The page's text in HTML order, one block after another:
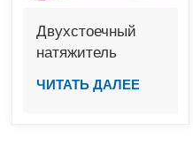
Двухстоечный
натяжитель
ЧИТАТЬ ДАЛЕЕ